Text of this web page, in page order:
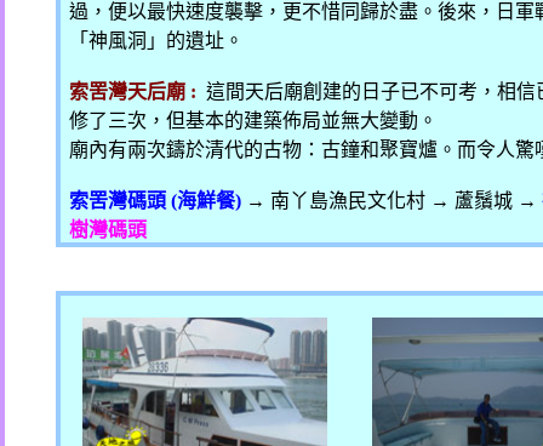
過，便以最快速度襲擊，更不惜同歸於盡。後來，日
「神風洞」的遺址。
索罟灣天后廟 : 這間天后廟創建的日子已不可考，相信
修了三次，但基本的建築佈局並無大變動。
廟內有兩次鑄於清代的古物：古鐘和聚寶爐。而令人
索罟灣碼頭 (海鮮餐) → 南丫島漁民文化村 → 蘆鬚城 →
樹灣碼頭